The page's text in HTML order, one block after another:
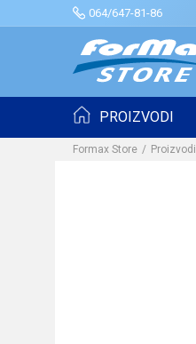
064/647-81-86
PROIZVODI
Formax Store Proizvodi